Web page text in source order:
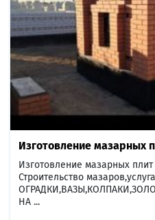
Изготовление мазарных
Изготовление мазарных
Строительство
НА ...